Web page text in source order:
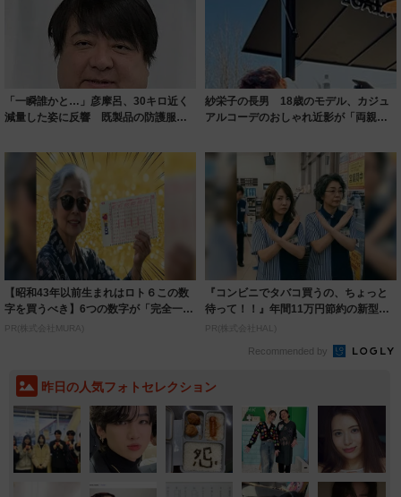
「一瞬誰かと…」彦摩呂、30キロ近く
減量した姿に反響 既製品の防護服が
紗栄子の長男 18歳のモデル、カジュ
アルコーデのおしゃれ近影が「両親の
【昭和43年以前生まれはロト６この数
字を買うべき】6つの数字が「完全一
致」する方...
PR(株式会社MURA)
『コンビニでタバコ買うの、ちょっと
待って！！』年間11万円節約の新型タ
バコ
PR(株式会社HAL)
Recommended by
昨日の人気フォトセレクション